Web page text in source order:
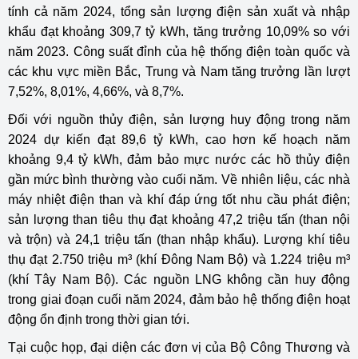
tính cả năm 2024, tổng sản lượng điện sản xuất và nhập
khẩu đạt khoảng 309,7 tỷ kWh, tăng trưởng 10,09% so với
năm 2023. Công suất đỉnh của hệ thống điện toàn quốc và
các khu vực miền Bắc, Trung và Nam tăng trưởng lần lượt
7,52%, 8,01%, 4,66%, và 8,7%.
Đối với nguồn thủy điện, sản lượng huy động trong năm
2024 dự kiến đạt 89,6 tỷ kWh, cao hơn kế hoạch năm
khoảng 9,4 tỷ kWh, đảm bảo mực nước các hồ thủy điện
gần mức bình thường vào cuối năm. Về nhiên liệu, các nhà
máy nhiệt điện than và khí đáp ứng tốt nhu cầu phát điện;
sản lượng than tiêu thụ đạt khoảng 47,2 triệu tấn (than nội
và trộn) và 24,1 triệu tấn (than nhập khẩu). Lượng khí tiêu
thụ đạt 2.750 triệu m³ (khí Đông Nam Bộ) và 1.224 triệu m³
(khí Tây Nam Bộ). Các nguồn LNG không cần huy động
trong giai đoạn cuối năm 2024, đảm bảo hệ thống điện hoạt
động ổn định trong thời gian tới.
Tại cuộc họp, đại diện các đơn vị của Bộ Công Thương và